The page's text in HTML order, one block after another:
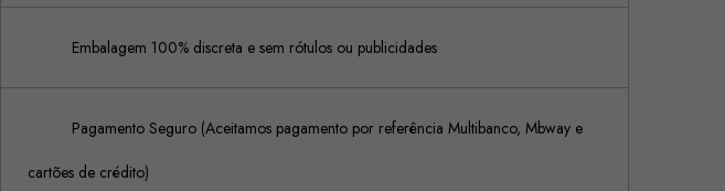
Embalagem 100% discreta e sem rótulos ou publicidades
Pagamento Seguro (Aceitamos pagamento por referência Multibanco, Mbway e
cartões de crédito)